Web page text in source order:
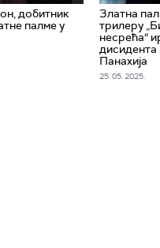
добитник
палме у
Златна
трилеру
несрећа“
Панахија
25. 05. 2025.